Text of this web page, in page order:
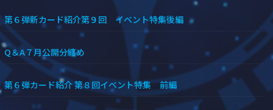
第６弾新カード紹介第９回 イベント特集後編
Q＆A７月公開分纏め
第６弾カード紹介 第８回イベント特集 前編